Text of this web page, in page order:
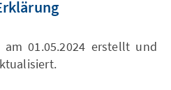
01.05.2024 erstellt und